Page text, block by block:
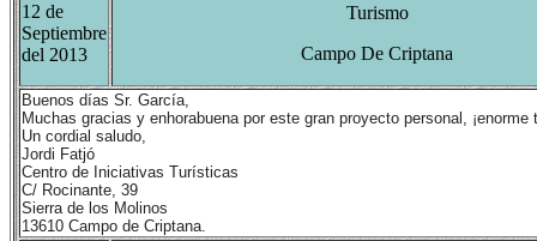
12 de
Septiembre
del 2013
Turismo
Campo De Criptana
Buenos días Sr. García,
Muchas gracias y enhorabuena por este gran proyecto personal, ¡enorme
Un cordial saludo,
Jordi Fatjó
Centro de Iniciativas Turísticas
C/ Rocinante, 39
Sierra de los Molinos
13610 Campo de Criptana.